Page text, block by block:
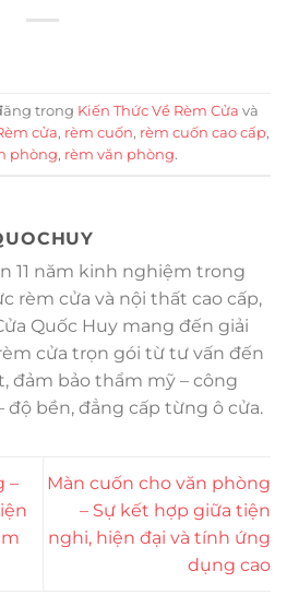
trong Kiến Thức Về Rèm Cửa và
cửa, rèm cuốn, rèm cuốn cao cấp,
phòng, rèm văn phòng.
11 năm kinh nghiệm trong
rèm cửa và nội thất cao cấp,
Quốc Huy mang đến giải
cửa trọn gói từ tư vấn đến
đảm bảo thẩm mỹ – công
độ bền, đẳng cấp từng ô cửa.
–
Màn cuốn cho văn phòng
– Sự kết hợp giữa tiện
nghi, hiện đại và tính ứng
dụng cao